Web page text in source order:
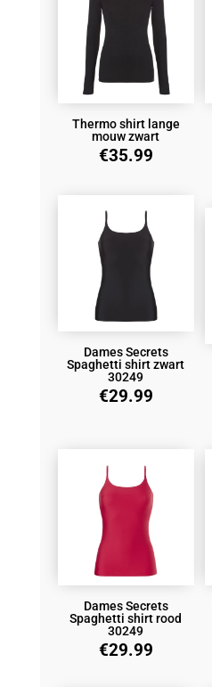
Thermo shirt lange
mouw zwart
€35.99
Dames Secrets
Spaghetti shirt zwart
30249
€29.99
Dames Secrets
Spaghetti shirt rood
30249
€29.99